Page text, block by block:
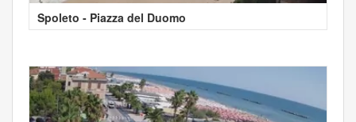
Spoleto - Piazza del Duomo